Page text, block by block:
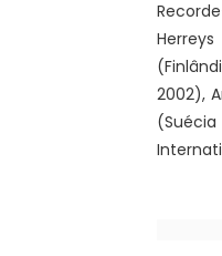
2002),